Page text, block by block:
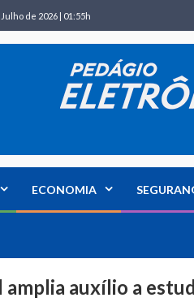
de 2026 | 01:55h
ECONOMIA
auxílio a